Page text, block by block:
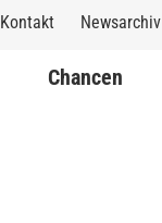
Shortcuts
Kontakt Newsarchiv
Chancen